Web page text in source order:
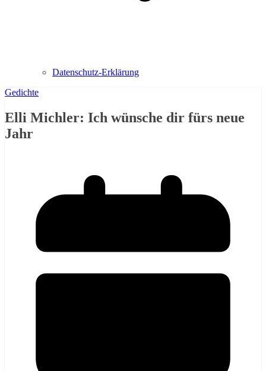
Datenschutz-Erklärung
Gedichte
Elli Michler: Ich wünsche dir fürs neue
Jahr